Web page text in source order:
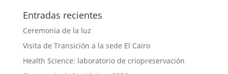
Entradas recientes
Ceremonia de la luz
Visita de Transición a la sede El Cairo
Health Science: laboratorio de criopreservación